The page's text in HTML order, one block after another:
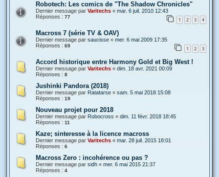
Robotech: Les comics de "The Shadow Chronicles"
Dernier message par Varitechs « mar. 6 juil. 2010 12:43
Réponses : 77 1 2 3 4
Macross 7 (série TV & OAV)
Dernier message par saucisse « mer. 6 mai 2009 17:35
Réponses : 69 1 2 3
Accord historique entre Harmony Gold et Big West !
Dernier message par Varitechs « dim. 18 avr. 2021 00:09
Réponses : 8
Jushinki Pandora (2018)
Dernier message par Ratatarse « sam. 5 mai 2018 15:08
Réponses : 19
Nouveau projet pour 2018
Dernier message par Robocross « dim. 11 févr. 2018 18:45
Réponses : 11
Kaze; sinteresse à la licence macross
Dernier message par Varitechs « mar. 28 juil. 2015 18:01
Réponses : 6
Macross Zero : incohérence ou pas ?
Dernier message par sidh « mer. 6 mai 2015 21:37
Réponses : 4